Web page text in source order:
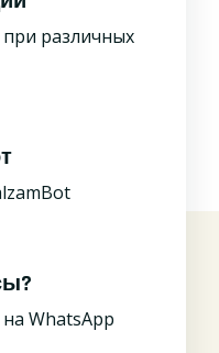
различных
WhatsApp